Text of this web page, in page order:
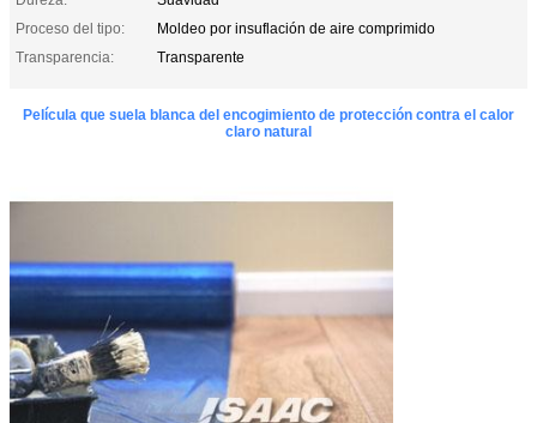
Proceso del tipo:
Moldeo por insuflación de aire comprimido
Transparencia:
Transparente
Película que suela blanca del encogimiento de protección contra el calor
claro natural